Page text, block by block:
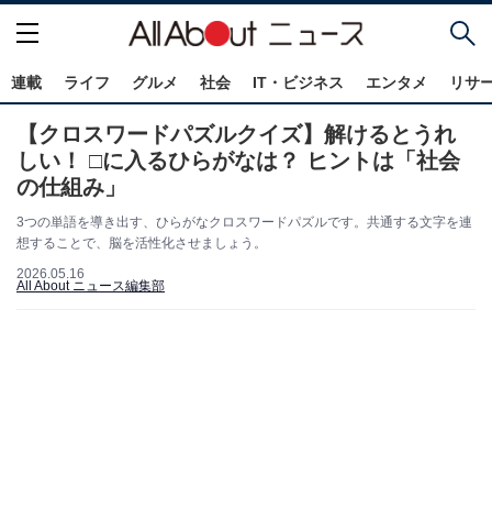
連載 ライフ グルメ 社会 IT・ビジネス エンタメ リサ
【クロスワードパズルクイズ】解けるとうれ
しい！ □に入るひらがなは？ ヒントは「社会
の仕組み」
3つの単語を導き出す、ひらがなクロスワードパズルです。共通する文字を連
想することで、脳を活性化させましょう。
2026.05.16
All About ニュース編集部